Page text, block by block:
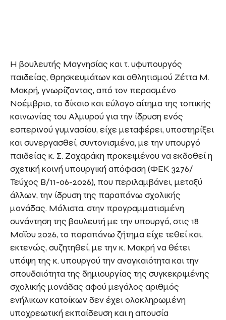
Η βουλευτής Μαγνησίας και τ. υφυπουργός
παιδείας, θρησκευμάτων και αθλητισμού Ζέττα Μ.
Μακρή, γνωρίζοντας, από τον περασμένο
Νοέμβριο, το δίκαιο και εύλογο αίτημα της τοπικής
κοινωνίας του Αλμυρού για την ίδρυση ενός
εσπερινού γυμνασίου, είχε μεταφέρει, υποστηρίξει
και συνεργασθεί, συντονισμένα, με την υπουργό
παιδείας κ. Σ. Ζαχαράκη προκειμένου να εκδοθεί η
σχετική κοινή υπουργική απόφαση (ΦΕΚ 3276/
Τεύχος Β/11-06-2026), που περιλαμβάνει, μεταξύ
άλλων, την ίδρυση της παραπάνω σχολικής
μονάδας. Μάλιστα, στην προγραμματισμένη
συνάντηση της βουλευτή με την υπουργό, στις 18
Μαΐου 2026, το παραπάνω ζήτημα είχε τεθεί και,
εκτενώς, συζητηθεί, με την κ. Μακρή να θέτει
υπόψη της κ. υπουργού την αναγκαιότητα και την
σπουδαιότητα της δημιουργίας της συγκεκριμένης
σχολικής μονάδας αφού μεγάλος αριθμός
ενήλικων κατοίκων δεν έχει ολοκληρωμένη
υποχρεωτική εκπαίδευση και η απουσία